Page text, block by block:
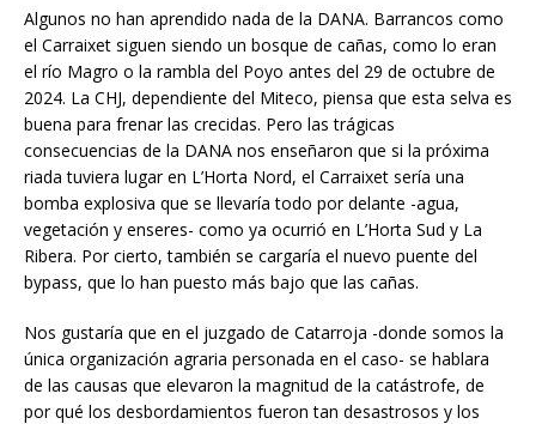
Algunos no han aprendido nada de la DANA. Barrancos como
el Carraixet siguen siendo un bosque de cañas, como lo eran
el río Magro o la rambla del Poyo antes del 29 de octubre de
2024. La CHJ, dependiente del Miteco, piensa que esta selva es
buena para frenar las crecidas. Pero las trágicas
consecuencias de la DANA nos enseñaron que si la próxima
riada tuviera lugar en L’Horta Nord, el Carraixet sería una
bomba explosiva que se llevaría todo por delante -agua,
vegetación y enseres- como ya ocurrió en L’Horta Sud y La
Ribera. Por cierto, también se cargaría el nuevo puente del
bypass, que lo han puesto más bajo que las cañas.
Nos gustaría que en el juzgado de Catarroja -donde somos la
única organización agraria personada en el caso- se hablara
de las causas que elevaron la magnitud de la catástrofe, de
por qué los desbordamientos fueron tan desastrosos y los